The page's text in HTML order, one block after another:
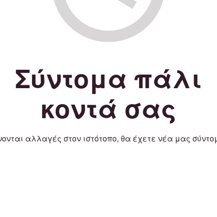
Σύντομα πάλι
κοντά σας
αλλαγές στον ιστότοπο, θα έχετε νέα μας